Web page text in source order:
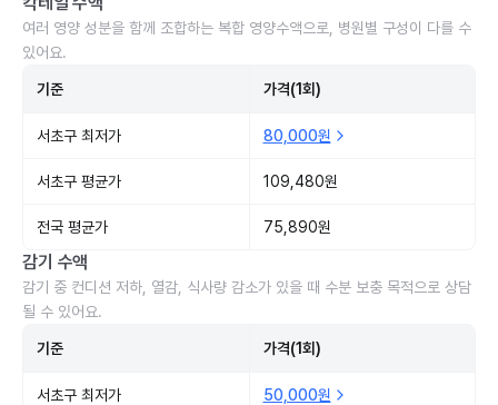
여러 영양 성분을 함께 조합하는 복합 영양수액으로, 병원별 구성이 다를 수
있어요.
기준 가격(1회)
서초구 최저가 80,000원
서초구 평균가 109,480원
전국 평균가 75,890원
감기 수액
감기 중 컨디션 저하, 열감, 식사량 감소가 있을 때 수분 보충 목적으로 상담
될 수 있어요.
기준 가격(1회)
서초구 최저가 50,000원